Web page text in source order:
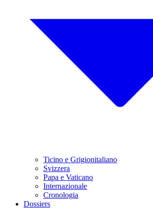
Ticino e Grigionitaliano
Svizzera
Papa e Vaticano
Internazionale
Cronologia
Dossiers